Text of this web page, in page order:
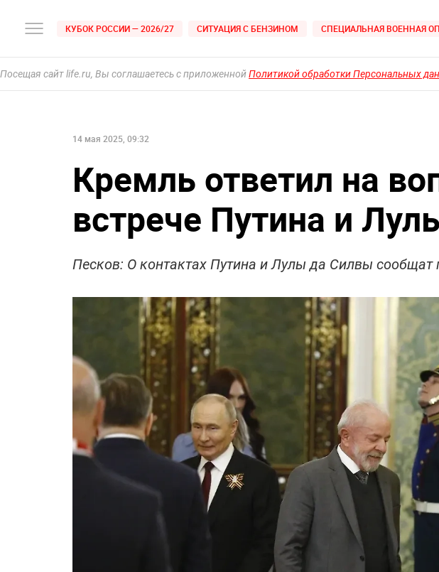
КУБОК РОССИИ — 2026/27 СИТУАЦИЯ С БЕНЗИНОМ СПЕЦИАЛЬНАЯ ВОЕННАЯ
Посещая сайт life.ru, Вы соглашаетесь с приложеннойПолитикой обработки Персональных
14 мая 2025, 09:32
Кремль ответил на
встрече Путина и
Песков: О контактах Путина и Лулы да Силвы сообщат